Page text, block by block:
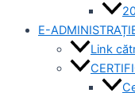
E-
Link